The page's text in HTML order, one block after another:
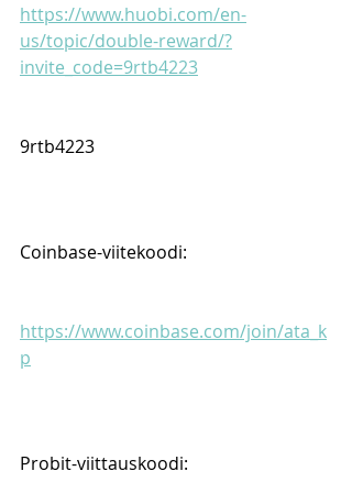
https://www.huobi.com/en-
us/topic/double-reward/?
invite_code=9rtb4223
9rtb4223
Coinbase-viitekoodi:
https://www.coinbase.com/join/ata_k
p
Probit-viittauskoodi: